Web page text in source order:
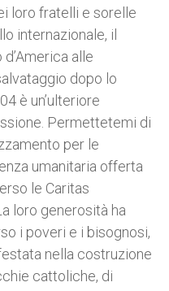
loro fratelli e sorelle
internazionale, il
alle
dopo lo
è un’ulteriore
Permettetemi di
per le
umanitaria offerta
le Caritas
loro generosità ha
i poveri e i bisognosi,
nella costruzione
cattoliche, di